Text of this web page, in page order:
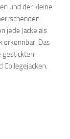
und der kleine
jede Jacke als
erkennbar. Das
gestickten
Collegejacken.